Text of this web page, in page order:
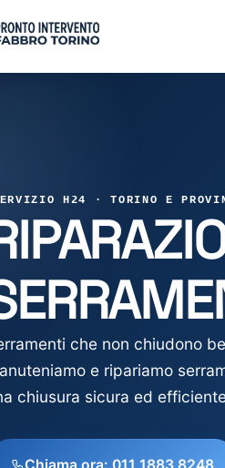
H24 · TORINO E
che non chiudono
e ripariamo
chiusura sicura ed